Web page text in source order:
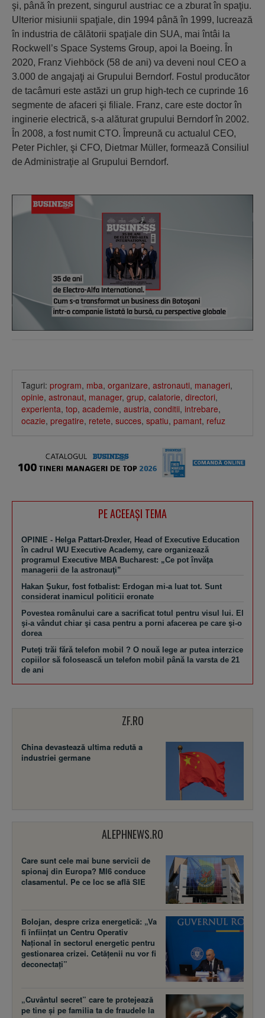
şi, până în prezent, singurul austriac ce a zburat în spaţiu.
Ulterior misiunii spaţiale, din 1994 până în 1999, lucrează
în industria de călătorii spaţiale din SUA, mai întâi la
Rockwell’s Space Systems Group, apoi la Boeing. În
2020, Franz Viehböck (58 de ani) va deveni noul CEO a
3.000 de angajaţi ai Grupului Berndorf. Fostul producător
de tacâmuri este astăzi un grup high-tech ce cuprinde 16
segmente de afaceri şi filiale. Franz, care este doctor în
inginerie electrică, s-a alăturat grupului Berndorf în 2002.
În 2008, a fost numit CTO. Împreună cu actualul CEO,
Peter Pichler, şi CFO, Dietmar Müller, formează Consiliul
de Administraţie al Grupului Berndorf.
Taguri: program, mba, organizare, astronauti, manageri,
opinie, astronaut, manager, grup, calatorie, directori,
experienta, top, academie, austria, conditii, intrebare,
ocazie, pregatire, retete, succes, spatiu, pamant, refuz
PE ACEEAŞI TEMA
OPINIE - Helga Pattart-Drexler, Head of Executive Education
în cadrul WU Executive Academy, care organizează
programul Executive MBA Bucharest: „Ce pot învăţa
managerii de la astronauţi”
Hakan Şukur, fost fotbalist: Erdogan mi-a luat tot. Sunt
considerat inamicul politicii eronate
Povestea românului care a sacrificat totul pentru visul lui. El
şi-a vândut chiar şi casa pentru a porni afacerea pe care şi-o
dorea
Puteţi trăi fără telefon mobil ? O nouă lege ar putea interzice
copiilor să folosească un telefon mobil până la varsta de 21
de ani
ZF.RO
China devastează ultima redută a
industriei germane
ALEPHNEWS.RO
Care sunt cele mai bune servicii de
spionaj din Europa? MI6 conduce
clasamentul. Pe ce loc se află SIE
Bolojan, despre criza energetică: „Va
fi înființat un Centru Operativ
Național în sectorul energetic pentru
gestionarea crizei. Cetățenii nu vor fi
deconectați”
„Cuvântul secret” care te protejează
pe tine și pe familia ta de fraudele la